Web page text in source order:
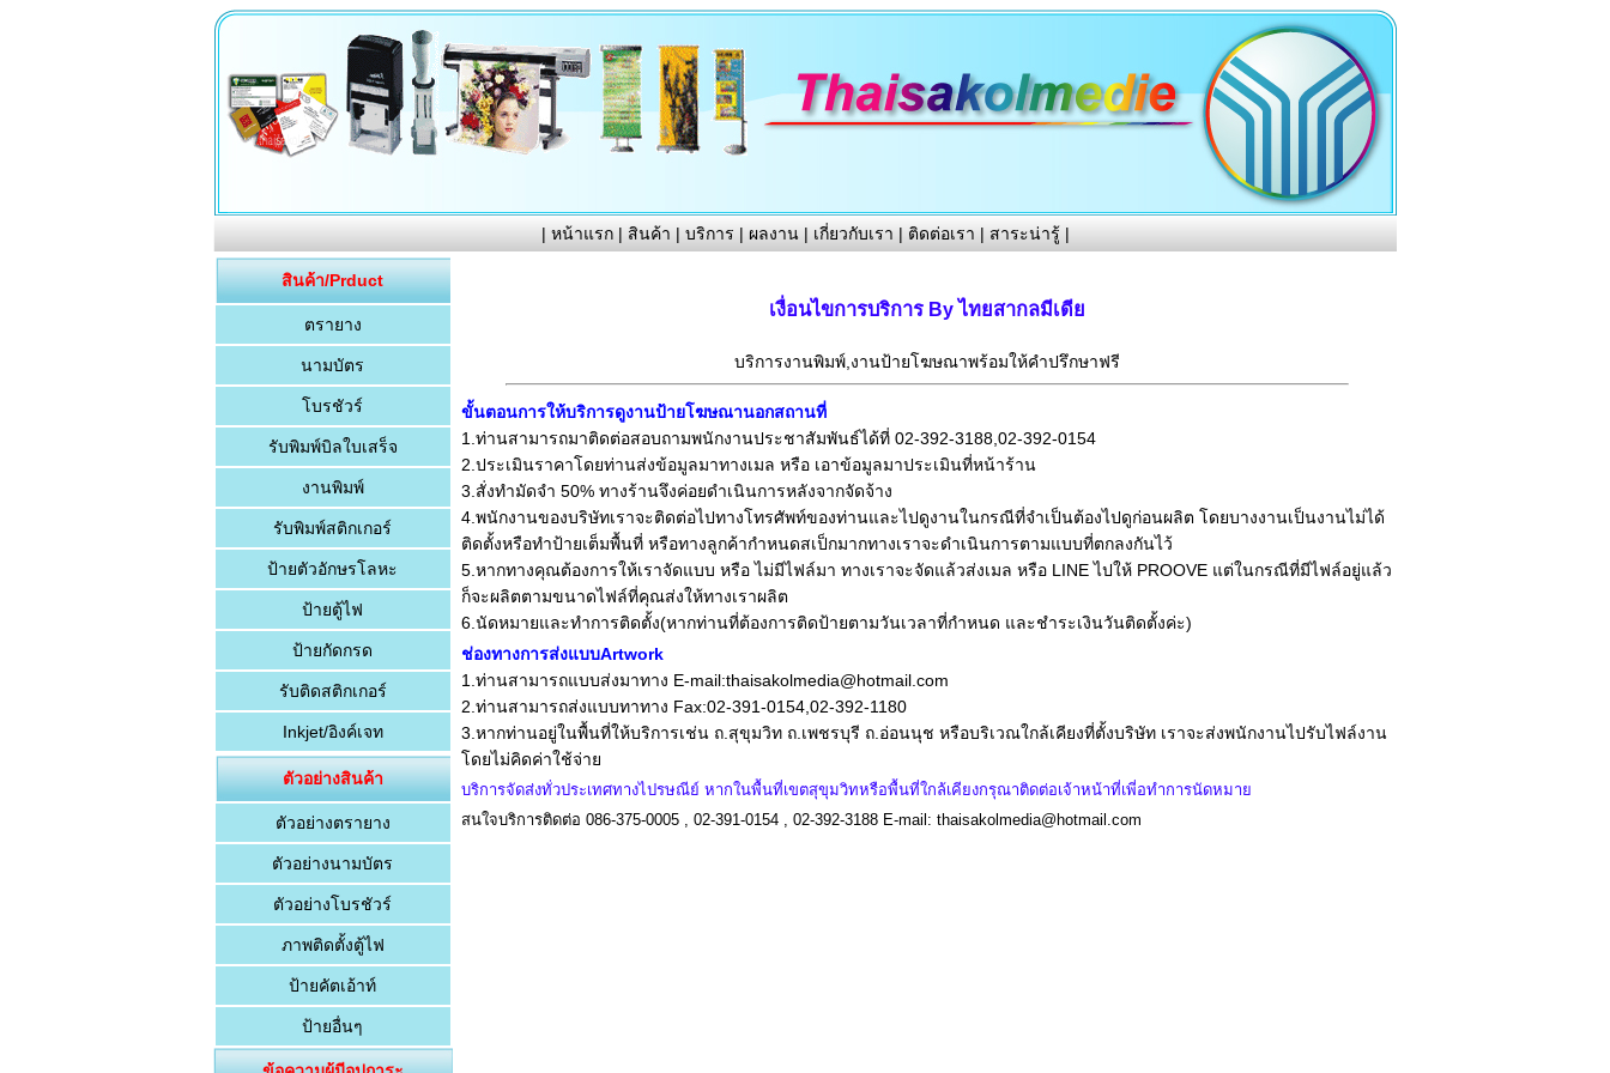
| หน้าแรก| สินค้า | บริการ | ผลงาน| เกี่ยวกับเรา | ติดต่อเรา | สาระน่ารู้ |
สินค้า/Prduct
ตรายาง
นามบัตร
โบรชัวร์
รับพิมพ์บิลใบเสร็จ
งานพิมพ์
รับพิมพ์สติกเกอร์
ป้ายตัวอักษรโลหะ
ป้ายตู้ไฟ
ป้ายกัดกรด
รับติดสติกเกอร์
Inkjet/อิงค์เจท
ตัวอย่างสินค้า
ตัวอย่างตรายาง
ตัวอย่างนามบัตร
ตัวอย่างโบรชัวร์
ภาพติดตั้งตู้ไฟ
ป้ายคัตเอ้าท์
ป้ายอื่นๆ
เงื่อนไขการบริการ By ไทยสากลมีเดีย
บริการงานพิมพ์,งานป้ายโฆษณาพร้อมให้คำปรึกษาฟรี
ขั้นตอนการให้บริการดูงานป้ายโฆษณานอกสถานที่
1.ท่านสามารถมาติดต่อสอบถามพนักงานประชาสัมพันธ์ได้ที่ 02-392-3188,02-392-0154
2.ประเมินราคาโดยท่านส่งข้อมูลมาทางเมล หรือ เอาข้อมูลมาประเมินที่หน้าร้าน
3.สั่งทำมัดจำ 50% ทางร้านจึงค่อยดำเนินการหลังจากจัดจ้าง
4.พนักงานของบริษัทเราจะติดต่อไปทางโทรศัพท์ของท่านและไปดูงานในกรณีที่จำเป็นต้องไปดูก่อนผลิต โดยบางงานเป็นงานไม่ได้
ติดตั้งหรือทำป้ายเต็มพื้นที่ หรือทางลูกค้ากำหนดสเป็กมากทางเราจะดำเนินการตามแบบที่ตกลงกันไว้
5.หากทางคุณต้องการให้เราจัดแบบ หรือ ไม่มีไฟล์มา ทางเราจะจัดแล้วส่งเมล หรือ LINE ไปให้ PROOVE แต่ในกรณีที่มีไฟล์อยู่แล้ว
ก็จะผลิตตามขนาดไฟล์ที่คุณส่งให้ทางเราผลิต
6.นัดหมายและทำการติดตั้ง(หากท่านที่ต้องการติดป้ายตามวันเวลาที่กำหนด และชำระเงินวันติดตั้งค่ะ)
ช่องทางการส่งแบบArtwork
1.ท่านสามารถแบบส่งมาทาง E-mail:thaisakolmedia@hotmail.com
2.ท่านสามารถส่งแบบทาทาง Fax:02-391-0154,02-392-1180
3.หากท่านอยู่ในพื้นที่ให้บริการเช่น ถ.สุขุมวิท ถ.เพชรบุรี ถ.อ่อนนุช หรือบริเวณใกล้เคียงที่ตั้งบริษัท เราจะส่งพนักงานไปรับไฟล์งาน
โดยไม่คิดค่าใช้จ่าย
บริการจัดส่งทั่วประเทศทางไปรษณีย์ หากในพื้นที่เขตสุขุมวิทหรือพื้นที่ใกล้เคียงกรุณาติดต่อเจ้าหน้าที่เพี่อทำการนัดหมาย
สนใจบริการติดต่อ 086-375-0005 , 02-391-0154 , 02-392-3188 E-mail: thaisakolmedia@hotmail.com